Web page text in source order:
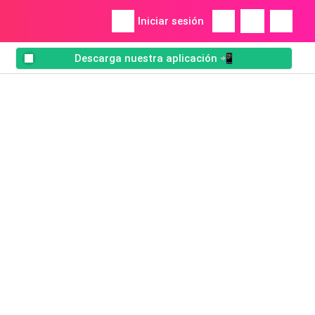
Iniciar sesión
Descarga nuestra aplicación 📲